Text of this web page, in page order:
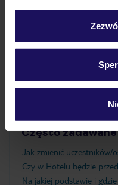
personalizować swój
Szczegółowe
Ważne
Często
Jak zmienić uczestników/
Czy w Hotelu będzie
Na jakiej podstawie i